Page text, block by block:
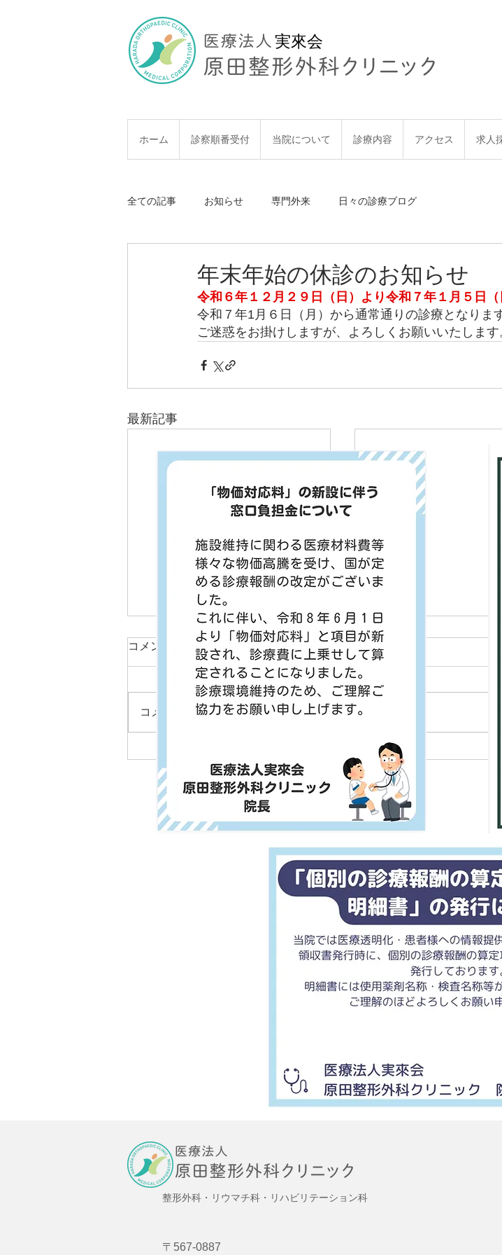
実來会
ホーム 診察順番受付 当院について 診療内容 アクセス 求人
全ての記事 お知らせ 専門外来 日々の診療ブログ
年末年始の休診のお知らせ
令和６年１２月２９日（日）より令和７年１月５日
令和７年1月６日（月）から通常通りの診療となります
ご迷惑をお掛けしますが、よろしくお願いいたします
最新記事
2026年夏季休暇のお知らせ
本年の夏季休暇は以下の日程とな
っておりますので、お知らせいた
します。 ----------------------------------
---- ■休診期間 2026年8月10日
（月）～2026年8月15日（土） --
8月17日（月） から平常通り診療
いたします。 皆様にはご不便を
おかけしますが、何卒ご理解の程
夏季休暇のお知らせ
本年の夏季休暇は以下の
っておりますので、お知
します。
（木）～2025年8月12日
---------------------------...
コメント
コメントを追加…
整形外科・リウマチ科・リハビリテーション科
〒567-0887